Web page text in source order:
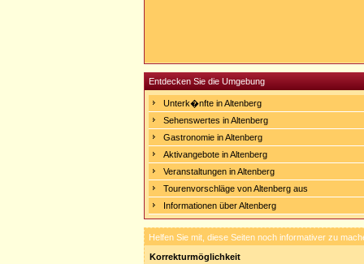
Entdecken Sie die Umgebung
Unterk�nfte in Altenberg
Sehenswertes in Altenberg
Gastronomie in Altenberg
Aktivangebote in Altenberg
Veranstaltungen in Altenberg
Tourenvorschläge von Altenberg aus
Informationen über Altenberg
Helfen Sie mit, diese Seiten noch informativer zu
Korrekturmöglichkeit